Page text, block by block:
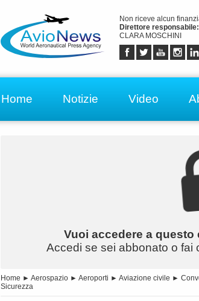
Non riceve alcun
Direttore responsabile:
CLARA MOSCHINI
Home Notizie Video
Vuoi accedere a
Accedi se sei abbonato o fai
Home ► Aerospazio ► Aeroporti ► Aviazione civile ►
Sicurezza